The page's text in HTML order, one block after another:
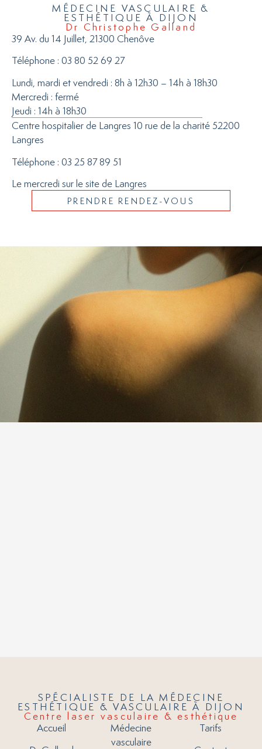
MÉDECINE VASCULAIRE &
ESTHÉTIQUE À DIJON
Dr Christophe Galland
39 Av. du 14 Juillet, 21300 Chenôve
Téléphone : 03 80 52 69 27
Lundi, mardi et vendredi : 8h à 12h30 – 14h à 18h30
Mercredi : fermé
Jeudi : 14h à 18h30
Centre hospitalier de Langres 10 rue de la charité 52200
Langres
Téléphone : 03 25 87 89 51
Le mercredi sur le site de Langres
PRENDRE RENDEZ-VOUS
SPÉCIALISTE DE LA MÉDECINE
ESTHÉTIQUE & VASCULAIRE À DIJON
Centre laser vasculaire & esthétique
Accueil
Médecine
vasculaire
Tarifs